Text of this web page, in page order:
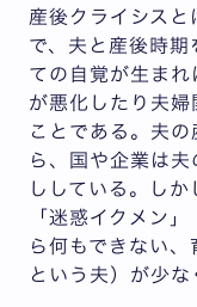
産後クライシスと
で、夫と産後時期
ての自覚が生ま
が悪化したり夫
ことである。夫
ら、国や企業は
ししている。し
「迷惑イクメン
ら何もできない
という夫）が少な